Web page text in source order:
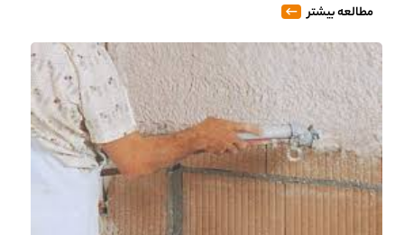
مطالعه بیشتر